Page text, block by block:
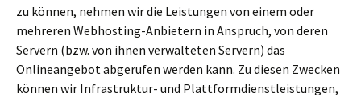
zu können, nehmen wir die Leistungen von einem oder
mehreren Webhosting-Anbietern in Anspruch, von deren
Servern (bzw. von ihnen verwalteten Servern) das
Onlineangebot abgerufen werden kann. Zu diesen Zwecken
können wir Infrastruktur- und Plattformdienstleistungen,